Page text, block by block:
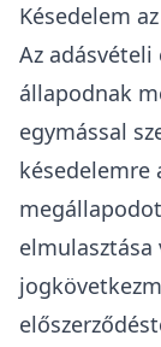
Késedelem
Az adásvételi
állapodnak
egymással
késedelemre
elmulasztása